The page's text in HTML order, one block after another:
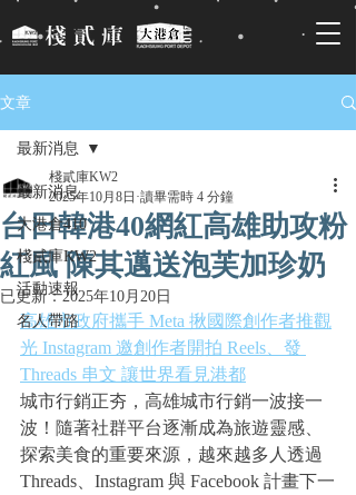
文章
最新消息
大港倉410
棧貳庫KW2
活動速報
名人帶路
最新消息
台日韓港40網紅高雄助攻粉
紅風 陳其邁送泡芙加珍奶
棧貳庫KW2
2025年10月8日 讀畢需時 4 分鐘
已更新：2025年10月20日
高雄市政府攜手 Meta 揪國際創作者推觀
光 Instagram 邀創作者開拍 Reels、發
Threads 串文 讓世界看見港都
城市行銷正夯，高雄城市行銷一波接一
波！隨著社群平台逐漸成為旅遊靈感、
探索美食的重要來源，越來越多人透過
Threads、Instagram 與 Facebook 計畫下一